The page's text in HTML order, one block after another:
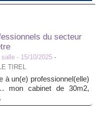
du secteur
salle - 15/10/2025 -
TIREL
à un(e) professionnel(elle)
mon cabinet de 30m2,